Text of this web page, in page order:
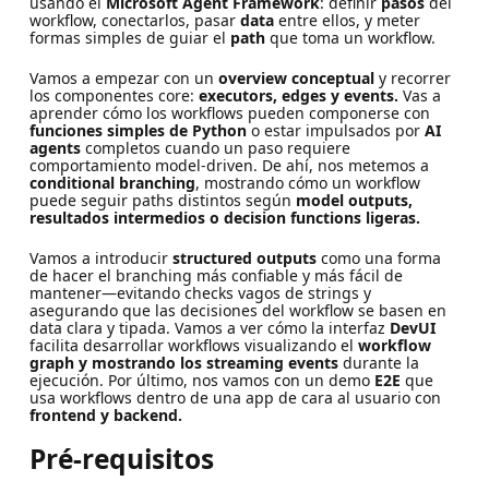
workflow, conectarlos, pasar dataentre ellos, y meter
formas simples de guiar el pathque toma un workflow.
Vamos a empezar con un overview conceptualy recorrer
los componentes core: executors, edges y events. Vas a
aprender cómo los workflows pueden componerse con
funciones simples de Pythono estar impulsados por AI
agentscompletos cuando un paso requiere
comportamiento model-driven. De ahí, nos metemos a
conditional branching, mostrando cómo un workflow
puede seguir paths distintos según model outputs,
resultados intermedios o decision functions ligeras.
Vamos a introducir structured outputscomo una forma
de hacer el branching más confiable y más fácil de
mantener—evitando checks vagos de strings y
asegurando que las decisiones del workflow se basen en
data clara y tipada. Vamos a ver cómo la interfaz DevUI
facilita desarrollar workflows visualizando el workflow
graph y mostrando los streaming eventsdurante la
ejecución. Por último, nos vamos con un demo E2E que
usa workflows dentro de una app de cara al usuario con
frontend y backend.
Pré-requisitos